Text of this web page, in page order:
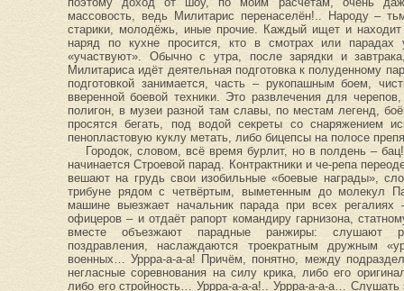
массовость, ведь Милитарис перенаселён!.. Народу –
старики, молодёжь, иные прочие. Каждый ищет и
наряд по кухне просится, кто в смотрах или парадах
«участвуют». Обычно с утра, после зарядки и
Милитариса идёт деятельная подготовка к полуденному
подготовкой занимается, часть – рукопашным боем,
вверенной боевой техники. Это развлечения для
полигон, в музеи разной там славы, по местам легенд,
просятся бегать, под водой секреты со снаряжением
пенопластовую куклу метать, либо бицепсы на полосе
Городок, словом, всё время бурлит, но в полдень –
начинается Строевой парад. Контрактники и че-репа
вешают на грудь свои изобильные «боевые награды»,
трибуне рядом с четвёртым, выметенным до молекул
машине выезжает начальник парада при всех
офицеров – и отдаёт рапорт командиру гарнизона,
вместе объезжают парадные ранжиры: слушают
поздравления, наслаждаются троекратным дружным
военных… Уррра-а-а-а! Причём, понятно, между
негласные соревнования на силу крика, либо его
либо его стройность… Уррра-а-а-а!.. Уррра-а-а-а… Слушать